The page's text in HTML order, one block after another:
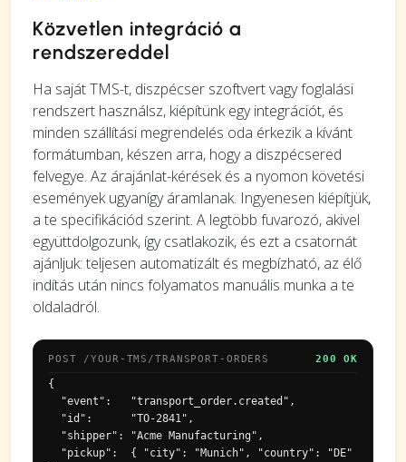
Közvetlen integráció a
rendszereddel
Ha saját TMS-t, diszpécser szoftvert vagy foglalási
rendszert használsz, kiépítünk egy integrációt, és
minden szállítási megrendelés oda érkezik a kívánt
formátumban, készen arra, hogy a diszpécsered
felvegye. Az árajánlat-kérések és a nyomon követési
események ugyanígy áramlanak. Ingyenesen kiépítjük,
a te specifikációd szerint. A legtöbb fuvarozó, akivel
együttdolgozunk, így csatlakozik, és ezt a csatornát
ajánljuk: teljesen automatizált és megbízható, az élő
indítás után nincs folyamatos manuális munka a te
oldaladról.
POST /YOUR-TMS/TRANSPORT-ORDERS 200 OK
{